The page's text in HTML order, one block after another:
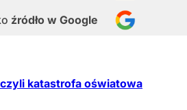
źródło w Google
czyli katastrofa oświatowa